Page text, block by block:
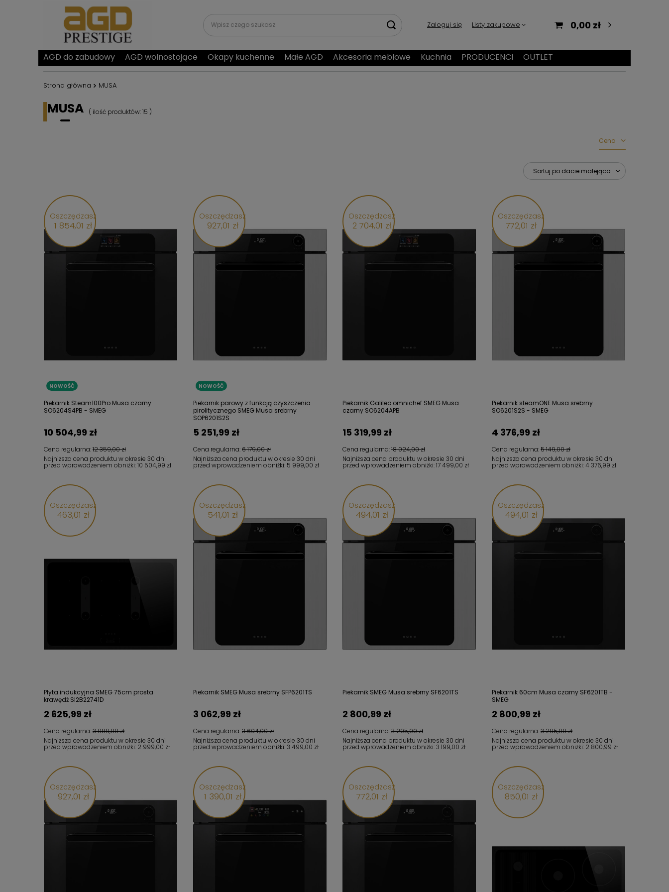
Zaloguj się Listy zakupowe 0,00 zł
AGD do zabudowy AGD wolnostojące Okapy kuchenne Małe AGD Akcesoria meblowe Kuchnia PRODUCENCI OUTLET
Strona główna MUSA
MUSA ( ilość produktów:15 )
Cena
Sortuj po dacie malejąco
Oszczędzasz
1 854,01 zł
NOWOŚĆ
Piekarnik Steam100Pro Musa czarny
SO6204S4PB - SMEG
Cena regularna:12 359,00 zł
10 504,99 zł
Najniższa cena produktu w okresie 30 dni
przed wprowadzeniem obniżki:10 504,99 zł
Oszczędzasz
927,01 zł
NOWOŚĆ
Piekarnik parowy z funkcją czyszczenia
pirolitycznego SMEG Musa srebrny
SOP6201S2S
Cena regularna:6 179,00 zł
5 251,99 zł
Najniższa cena produktu w okresie 30 dni
przed wprowadzeniem obniżki: 5 999,00 zł
Oszczędzasz
2 704,01 zł
Piekarnik Galileo omnichef SMEG Musa
czarny SO6204APB
Cena regularna:18 024,00 zł
15 319,99 zł
Najniższa cena produktu w okresie 30 dni
przed wprowadzeniem obniżki:17 499,00 zł
Oszczędzasz
772,01 zł
Piekarnik steamONE Musa srebrny
SO6201S2S - SMEG
Cena regularna:5 149,00 zł
4 376,99 zł
Najniższa cena produktu w okresie 30 dni
przed wprowadzeniem obniżki:4 376,99 zł
Oszczędzasz
463,01 zł
Płyta indukcyjna SMEG 75cm prosta
krawędź SI2B22741D
Cena regularna:3 089,00 zł
2 625,99 zł
Najniższa cena produktu w okresie 30 dni
przed wprowadzeniem obniżki: 2 999,00 zł
Oszczędzasz
541,01 zł
Piekarnik SMEG Musa srebrny SFP6201TS
Cena regularna:3 604,00 zł
3 062,99 zł
Najniższa cena produktu w okresie 30 dni
przed wprowadzeniem obniżki:3 499,00 zł
Oszczędzasz
494,01 zł
Piekarnik SMEG Musa srebrny SF6201TS
Cena regularna:3 295,00 zł
2 800,99 zł
Najniższa cena produktu w okresie 30 dni
przed wprowadzeniem obniżki:3 199,00 zł
Oszczędzasz
494,01 zł
Piekarnik 60cm Musa czarny SF6201TB -
SMEG
Cena regularna:3 295,00 zł
2 800,99 zł
Najniższa cena produktu w okresie 30 dni
przed wprowadzeniem obniżki: 2 800,99 zł
Oszczędzasz
927,01 zł
Oszczędzasz
1 390,01 zł
Oszczędzasz
772,01 zł
Oszczędzasz
850,01 zł